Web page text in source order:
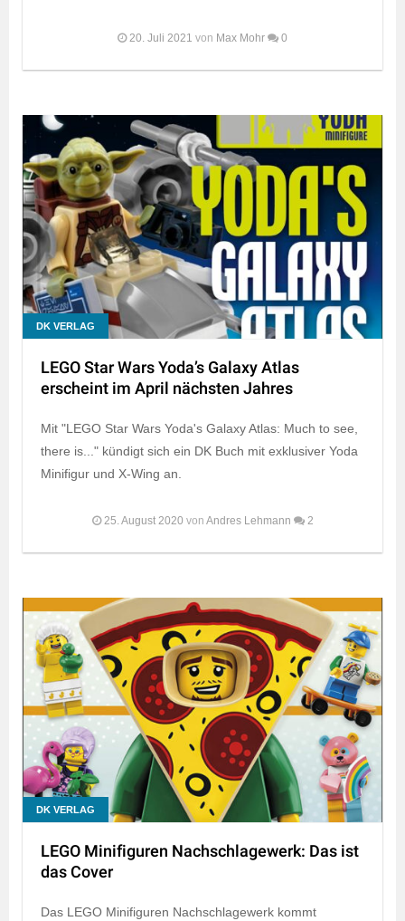
20. Juli 2021 von Max Mohr 0
DK VERLAG
LEGO Star Wars Yoda’s Galaxy Atlas
erscheint im April nächsten Jahres
Mit "LEGO Star Wars Yoda's Galaxy Atlas: Much to see,
there is..." kündigt sich ein DK Buch mit exklusiver Yoda
Minifigur und X-Wing an.
25. August 2020 von Andres Lehmann 2
DK VERLAG
LEGO Minifiguren Nachschlagewerk: Das ist
das Cover
Das LEGO Minifiguren Nachschlagewerk kommt